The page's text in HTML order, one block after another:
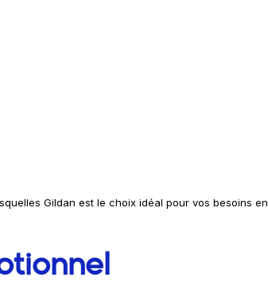
Gildan est le choix idéal pour vos besoins en